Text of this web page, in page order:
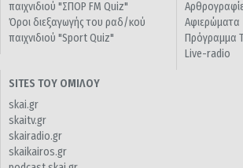
παιχνιδιού "ΣΠΟΡ FM Quiz"
Όροι διεξαγωγής του ραδ/κού
παιχνιδιού "Sport Quiz"
Αφιερώματα
Πρόγραμμα
Live-radio
SITES ΤΟΥ ΟΜΙΛΟΥ
skai.gr
skaitv.gr
skairadio.gr
skaikairos.gr